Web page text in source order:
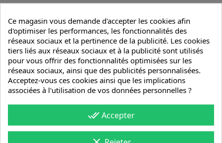
4 autres produits dans la même catégorie :
100% DISPO
Ce magasin vous demande d'accepter les cookies afin
d'optimiser les performances, les fonctionnalités des
réseaux sociaux et la pertinence de la publicité. Les cookies
tiers liés aux réseaux sociaux et à la publicité sont utilisés
pour vous offrir des fonctionnalités optimisées sur les
réseaux sociaux, ainsi que des publicités personnalisées.
Acceptez-vous ces cookies ainsi que les implications
associées à l'utilisation de vos données personnelles ?
done_all Accepter